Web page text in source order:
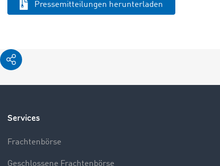
Pressemitteilungen herunterladen
Services
Frachtenbörse
Geschlossene Frachtenbörse